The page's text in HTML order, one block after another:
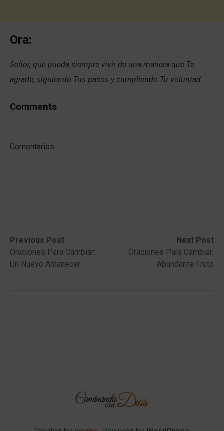
Ora:
Señor, que pueda siempre vivir de una manera que Te
agrade, siguiendo Tus pasos y cumpliendo Tu voluntad.
Comments
Comentarios
Post
navigation
Previous Post
Previous
post:Oraciones Para Cambiar:
Un Nuevo Amanecer
Next Post
Next
post:
Oraciones Para Cambiar:
Abundante Fruto